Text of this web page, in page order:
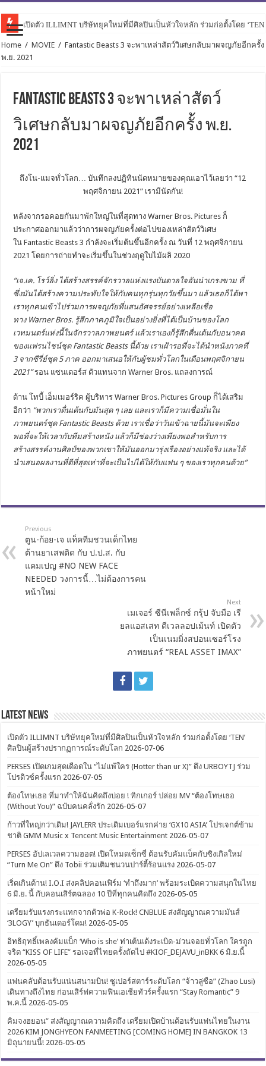
เปิดตัว ILLIMNT บริษัทยุคใหม่ที่มีศิลปินเป็นหัวใจหลัก ร่วมก่อตั้งโดย
Home / MOVIE / Fantastic Beasts 3 จะพาเหล่าสัตว์วิเศษกลับมาผจญภัยอีกครั้ง
พ.ย. 2021
Fantastic Beasts 3 จะพาเหล่าสัตว์
วิเศษกลับมาผจญภัยอีกครั้ง พ.ย.
2021
ถึงโน-แมจทั่วโลก… บันทึกลงปฏิทินนัดหมายของคุณเอาไว้เลยว่า “12
พฤศจิกายน 2021” เรามีนัดกัน!
หลังจากรอคอยกันมาพักใหญ่ในที่สุดทาง Warner Bros. Pictures ก็
ประกาศออกมาแล้วว่าการผจญภัยครั้งต่อไปของเหล่าสัตว์วิเศษ
ใน Fantastic Beasts 3 กำลังจะเริ่มต้นขึ้นอีกครั้ง ณ วันที่ 12 พฤศจิกายน
2021 โดยการถ่ายทำจะเริ่มขึ้นในช่วงฤดูใบไม้ผลิ 2020
“เจ.เค. โรว์ลิ่ง ได้สร้างสรรค์จักรวาลแห่งแรงบันดาลใจอันน่าเกรงขาม ที่
ซึ่งมันได้สร้างความประทับใจให้กับคนทุกรุ่นทุกวัยขึ้นมา แล้วเธอก็ได้พา
เราทุกคนเข้าไปร่วมการผจญภัยที่แสนอัศจรรย์อย่างเหลือเชื่อ
ทาง Warner Bros. รู้สึกภาคภูมิใจเป็นอย่างยิ่งที่ได้เป็นบ้านของโลก
เวทมนตร์แห่งนี้ในจักรวาลภาพยนตร์ แล้วเราเองก็รู้สึกตื่นเต้นกับอนาคต
ของแฟรนไชน์ชุด Fantastic Beasts นี้ด้วย เราเฝ้ารอที่จะได้นำหนังภาคที่
3 จากซีรี่ย์ชุด 5 ภาค ออกมาเสนอให้กับผู้ชมทั่วโลกในเดือนพฤศจิกายน
2021”รอน แซนเดอร์ส ตัวแทนจาก Warner Bros. แถลงการณ์
ด้าน โทบี้ เอ็มเมอร์ริค ผู้บริหาร Warner Bros. Pictures Group ก็ได้เสริม
อีกว่า “พวกเราตื่นเต้นกับมันสุด ๆ เลย และเราก็มีความเชื่อมั่นใน
ภาพยนตร์ชุด Fantastic Beasts ด้วย เราเชื่อว่าวันเข้าฉายนี้มันจะเพียง
พอที่จะให้เวลากับทีมสร้างหนัง แล้วก็มีช่องว่างเพียงพอสำหรับการ
สร้างสรรค์งานศิลป์ของพวกเขาให้มันออกมารุ่งเรืองอย่างแท้จริง และได้
นำเสนอผลงานที่ดีที่สุดเท่าที่จะเป็นไปได้ให้กับแฟน ๆ ของเราทุกคนด้วย”
Previous
ตูน-ก้อย-เจ แท็คทีมชวนเด็กไทย
ต้านยาเสพติด กับ ป.ป.ส. กับ
แคมเปญ #NO NEW FACE
NEEDED วงการนี้…ไม่ต้องการคน
หน้าใหม่
Next
เมเจอร์ ซีนีเพล็กซ์ กรุ้ป จับมือ เรี
ยลแอสเสท ดีเวลลอปเม้นท์ เปิดตัว
เป็นเนมมิ่งสปอนเซอร์โรง
ภาพยนตร์ “REAL ASSET IMAX”
Latest News
เปิดตัว ILLIMNT บริษัทยุคใหม่ที่มีศิลปินเป็นหัวใจหลัก ร่วมก่อตั้งโดย ‘TEN’
ศิลปินผู้สร้างปรากฏการณ์ระดับโลก 2026-07-06
PERSES เปิดเกมสุดเดือดใน “ไม่แพ้ใคร (Hotter than ur X)” ดึง URBOYTJ ร่วม
โปรดิวซ์ครั้งแรก 2026-07-05
ต้องโทษเธอ ที่มาทำให้ฉันคิดถึงบ่อย ! ทิกเกอร์ ปล่อย MV “ต้องโทษเธอ
(Without You)” ฉบับคนคลั่งรัก 2026-05-07
ก้าวที่ใหญ่กว่าเดิม! JAYLERR ประเดิมเบอร์แรกค่าย ‘GX10 ASIA’ โปรเจกต์ข้าม
ชาติ GMM Music x Tencent Music Entertainment 2026-05-07
PERSES อัปเลเวลความฮอต! เปิดโหมดเซ็กซี่ ต้อนรับคัมแบ็คกับซิงเกิลใหม่
“Turn Me On” ดึง Tobii ร่วมเติมชนวนปาร์ตี้ร้อนแรง 2026-05-07
เริ่ดเกินต้าน! I.O.I ส่งคลิปคอนเฟิร์ม ‘ทำถึงมาก’ พร้อมระเบิดความสนุกในไทย
6 มิ.ย. นี้ กับคอนเสิร์ตฉลอง 10 ปีที่ทุกคนคิดถึง 2026-05-05
เตรียมรับแรงกระแทกจากตัวพ่อ K-Rock! CNBLUE ส่งสัญญาณความมันส์
‘3LOGY’ บุกธันเดอร์โดม! 2026-05-05
อิทธิฤทธิ์เพลงคัมแบ็ก ‘Who is she’ ท่าเต้นเด้งระเบิด-ม่วนจอยทั่วโลก ใครถูก
จริต “KISS OF LIFE” รอเจอที่ไทยครั้งถัดไป #KIOF_DEJAVU_inBKK 6 มิ.ย.นี้
2026-05-05
แฟนคลับต้อนรับแน่นสนามบิน! ซูเปอร์สตาร์ระดับโลก “จ้าวลู่ซือ” (Zhao Lusi)
เดินทางถึงไทย ก่อนเสิร์ฟความฟินเอเชียทัวร์ครั้งแรก “Stay Romantic” 9
พ.ค.นี้ 2026-05-05
คิมจงฮยอน” ส่งสัญญาณความคิดถึง เตรียมเปิดบ้านต้อนรับแฟนไทยในงาน
2026 KIM JONGHYEON FANMEETING [COMING HOME] IN BANGKOK 13
มิถุนายนนี้! 2026-05-05